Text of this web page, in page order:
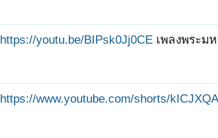
https://youtu.be/BIPsk0Jj0CE เพลงพระม
https://www.youtube.com/shorts/